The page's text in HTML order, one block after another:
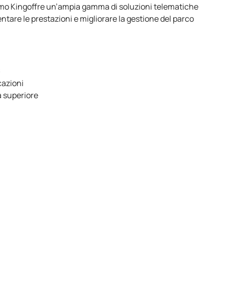
Kingoffre un’ampia gamma di soluzioni telematiche
le prestazioni e migliorare la gestione del parco
superiore